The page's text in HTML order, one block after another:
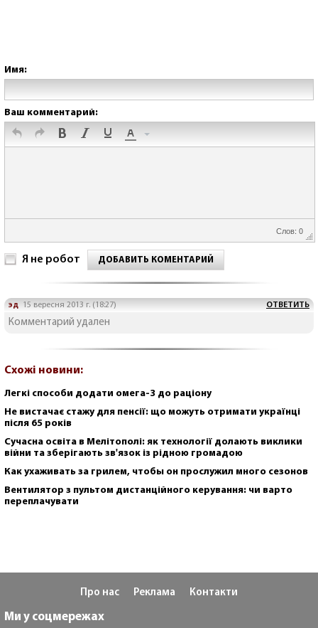
Имя:
Ваш комментарий:
Слов: 0
Я не робот ДОБАВИТЬ КОМЕНТАРИЙ
эд 15 вересня 2013 г. (18:27) ОТВЕТИТЬ
Комментарий удален
Схожі новини:
Легкі способи додати омега-3 до раціону
Не вистачає стажу для пенсії: що можуть отримати українці
після 65 років
Сучасна освіта в Мелітополі: як технології долають виклики
війни та зберігають зв'язок із рідною громадою
Как ухаживать за грилем, чтобы он прослужил много сезонов
Вентилятор з пультом дистанційного керування: чи варто
переплачувати
Про нас Реклама Контакти
Ми у соцмережах